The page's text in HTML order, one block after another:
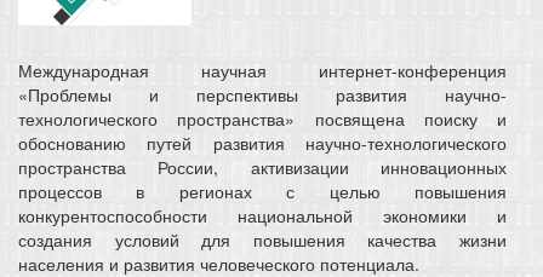
Международная научная интернет-конференция
«Проблемы и перспективы развития научно-
технологического пространства» посвящена поиску и
обоснованию путей развития научно-технологического
пространства России, активизации инновационных
процессов в регионах с целью повышения
конкурентоспособности национальной экономики и
создания условий для повышения качества жизни
населения и развития человеческого потенциала.